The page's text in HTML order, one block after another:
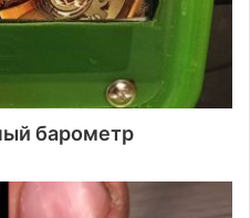
барометр